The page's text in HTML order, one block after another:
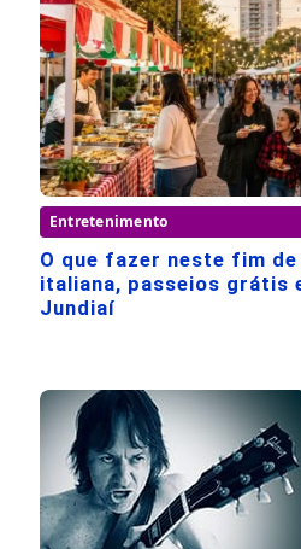
Entretenimento
O que fazer neste fim
italiana, passeios grátis
Jundiaí